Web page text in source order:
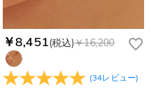
￥8,451(税込)￥16,200
(34レビュー)